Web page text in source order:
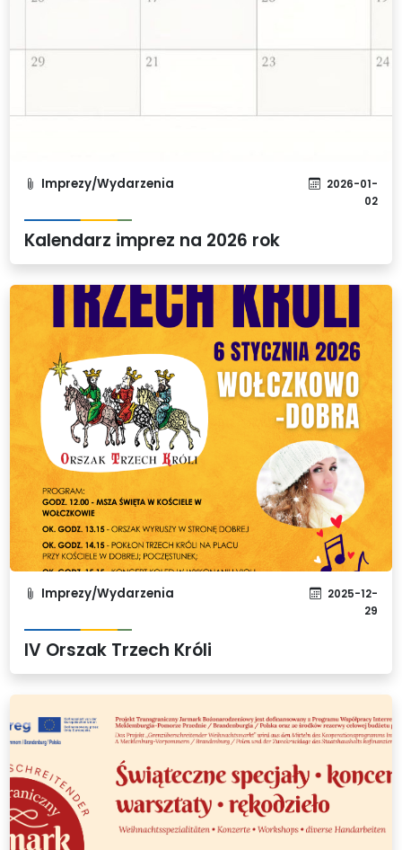
Imprezy/Wydarzenia
2026-01-
02
Kalendarz imprez na 2026 rok
Imprezy/Wydarzenia
2025-12-
29
IV Orszak Trzech Króli